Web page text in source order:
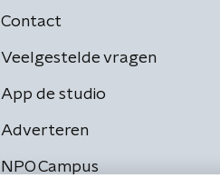
Contact
Veelgestelde vragen
App de studio
Adverteren
NPO Campus